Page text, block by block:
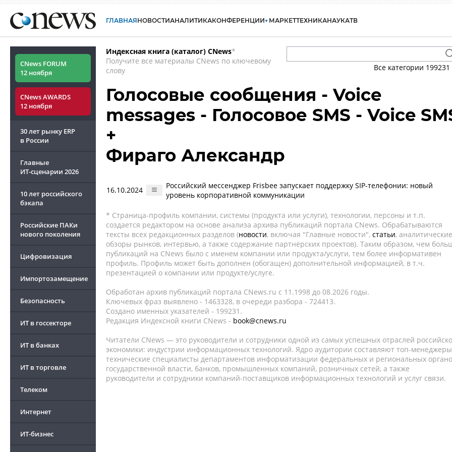
ГЛАВНАЯНОВОСТИАНАЛИТИКАКОНФЕРЕНЦИИ МАРКЕТТЕХНИКАНАУКАТВ
CNews FORUM
12 ноября
CNews AWARDS
12 ноября
30 лет рынку ERP
в России
Главные
ИТ-сценарии 2026
10 лет российского
бэкапа
Российские ПАКи
нового поколения
Цифровизация
Импортозамещение
Безопасность
ИТ в госсекторе
ИТ в банках
ИТ в торговле
Телеком
Интернет
ИТ-бизнес
Индексная книга (каталог) CNews*
Получите все материалы CNews по ключевому
слову
Все категории 199231
Голосовые сообщения - Voice
messages - Голосовое SMS - Voice
+
Фираго Александр
16.10.2024
Российский мессенджер Frisbee запускает поддержку SIP-телефонии: новый
уровень корпоративной коммуникации
* Страница-профиль компании, системы (продукта или услуги), технологии, персоны и т.п.
создается редактором на основе анализа архива публикаций портала CNews. Обрабатываются
тексты всех редакционных разделов (новости, включая "Главные новости", статьи, аналитические
обзоры рынков, интервью, а также содержание партнёрских проектов). Таким образом, чем
публикаций на CNews было с именем компании или продукта/услуги, тем более информативен
профиль. Профиль может быть дополнен (обогащен) дополнительной информацией, в т.ч.
презентацией о компании или продукте/услуге.
Обработан архив публикаций портала CNews.ru c 11.1998 до 08.2026 годы.
Ключевых фраз выявлено - 1463328, в очереди разбора - 724413.
Создано именных указателей - 199231.
Редакция Индексной книги CNews - book@cnews.ru
Читатели CNews — это руководители и сотрудники одной из самых успешных отраслей
экономики: индустрии информационных технологий. Ядро аудитории составляют топ-
технические специалисты департаментов информатизации федеральных и региональных
государственной власти, банков, промышленных компаний, розничных сетей, а также
руководители и сотрудники компаний-поставщиков информационных технологий и услуг связи.